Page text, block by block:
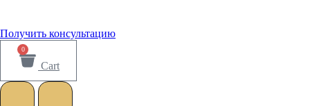
Получить консультацию
0
Cart